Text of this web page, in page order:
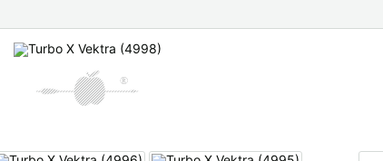
einfach "Deutschland" aus. Und erfragen die Versandkosten bei der